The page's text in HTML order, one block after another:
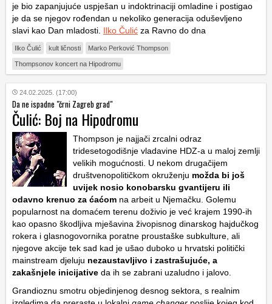
je bio zapanjujuće uspješan u indoktrinaciji omladine i postigao
je da se njegov rođendan u nekoliko generacija oduševljeno
slavi kao Dan mladosti. Ilko Čulić za Ravno do dna
Ilko Čulić kult ličnosti Marko Perković Thompson
Thompsonov koncert na Hipodromu
24.02.2025. (17:00)
Da ne ispadne "črni Zagreb grad"
Čulić: Boj na Hipodromu
Thompson je najjači zrcalni odraz
tridesetogodišnje vladavine HDZ-a u maloj zemlji
velikih mogućnosti. U nekom drugačijem
društvenopolitičkom okruženju možda bi još
uvijek nosio konobarsku gvantijeru ili
odavno krenuo za ćaćom na arbeit u Njemačku. Golemu
popularnost na domaćem terenu doživio je već krajem 1990-ih
kao opasno škodljiva mješavina živopisnog dinarskog hajdučkog
rokera i glasnogovornika poratne proustaške subkulture, ali
njegove akcije tek sad kad je ušao duboko u hrvatski politički
mainstream djeluju nezaustavljivo i zastrašujuće, a
zakašnjele inicijative da ih se zabrani uzaludno i jalovo.
Grandioznu smotru objedinjenog desnog sektora, s realnim